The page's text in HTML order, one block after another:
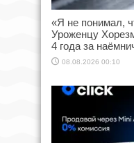
«Я не понимал,
Уроженцу
4 года за
08.08.2026 00:10